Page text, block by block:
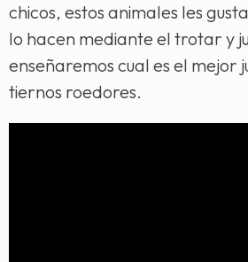
chicos, estos animales les
lo hacen mediante el trotar y
enseñaremos cual es el mejor
tiernos roedores.